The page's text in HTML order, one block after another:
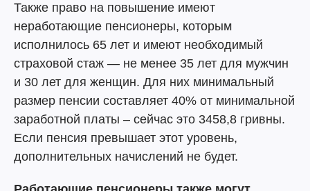
Также право на повышение имеют
неработающие пенсионеры, которым
исполнилось 65 лет и имеют необходимый
страховой стаж — не менее 35 лет для мужчин
и 30 лет для женщин. Для них минимальный
размер пенсии составляет 40% от минимальной
заработной платы – сейчас это 3458,8 гривны.
Если пенсия превышает этот уровень,
дополнительных начислений не будет.